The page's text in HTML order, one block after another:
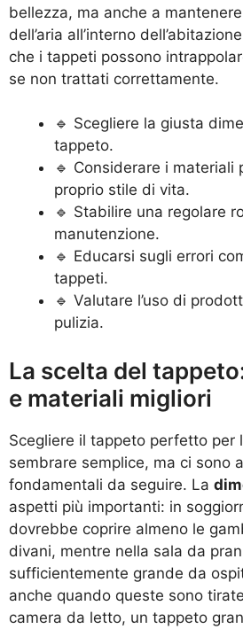
bellezza, ma anche a
dell’aria all’interno
che i tappeti possono
se non trattati correttamente.
🔹 Scegliere la giusta
tappeto.
🔹 Considerare i materiali
proprio stile di vita.
🔹 Stabilire una regolare
manutenzione.
🔹 Educarsi sugli errori
tappeti.
🔹 Valutare l’uso di
pulizia.
La scelta del
e materiali migliori
Scegliere il tappeto perfetto per
sembrare semplice, ma ci sono
fondamentali da seguire. La
aspetti più importanti: in
dovrebbe coprire almeno le
divani, mentre nella sala da
sufficientemente grande da
anche quando queste sono
camera da letto, un tappeto